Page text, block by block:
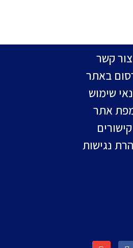
צור קשר
באתר
שימוש
אתר
קישורים
נגישות